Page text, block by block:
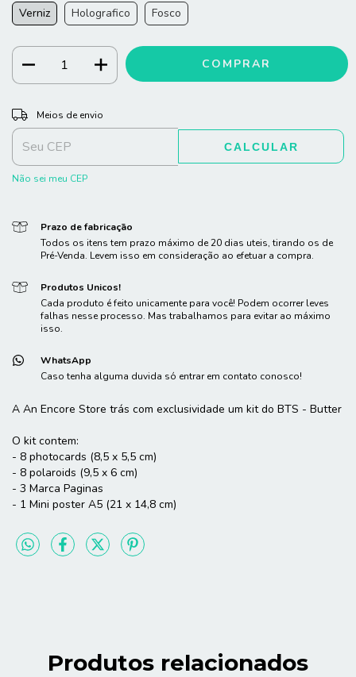
Verniz Holografico Fosco
Entregas para o CEP:
Meios de envio
CALCULAR
Não sei meu CEP
Prazo de fabricação
Todos os itens tem prazo máximo de 20 dias uteis, tirando os de
Pré-Venda. Levem isso em consideração ao efetuar a compra.
Produtos Unicos!
Cada produto é feito unicamente para você! Podem ocorrer leves
falhas nesse processo. Mas trabalhamos para evitar ao máximo
isso.
WhatsApp
Caso tenha alguma duvida só entrar em contato conosco!
A An Encore Store trás com exclusividade um kit do BTS - Butter
O kit contem:
- 8 photocards (8,5 x 5,5 cm)
- 8 polaroids (9,5 x 6 cm)
- 3 Marca Paginas
- 1 Mini poster A5 (21 x 14,8 cm)
Produtos relacionados